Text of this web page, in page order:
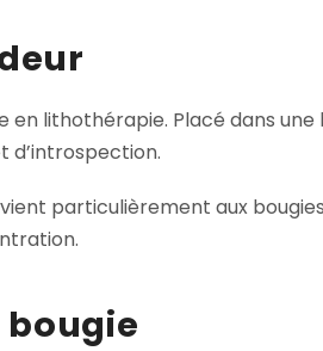
lithothérapie. Placé dans une
d’introspection.
particulièrement aux